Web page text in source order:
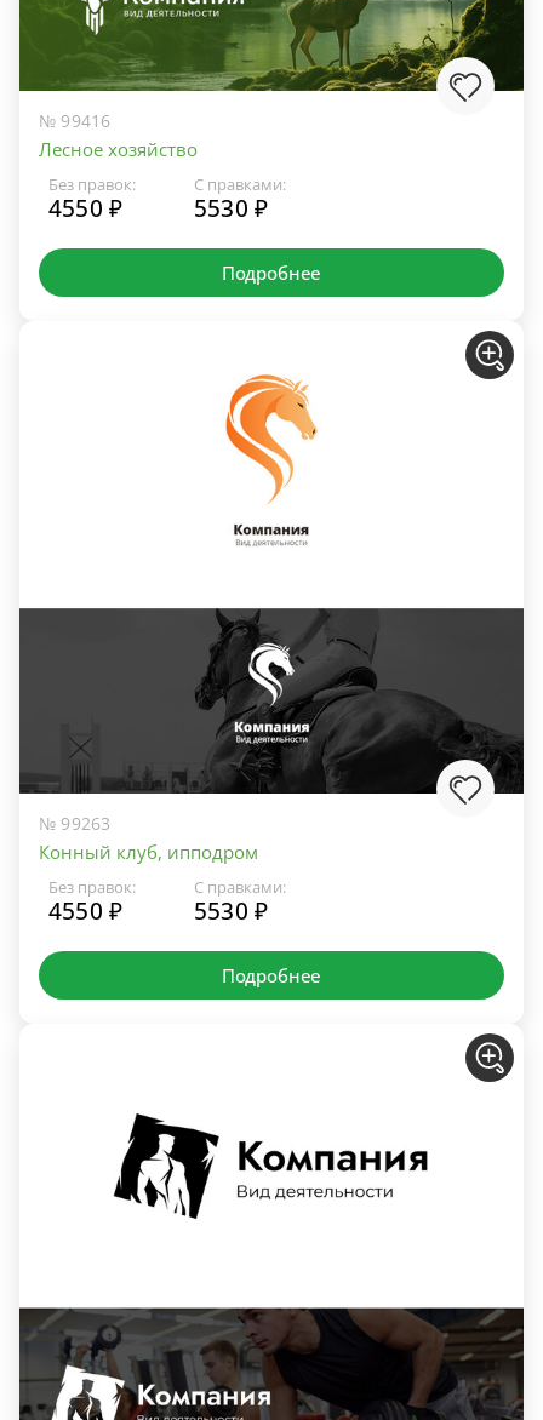
№ 99416
Лесное хозяйство
Без правок:
4550 ₽
С правками:
5530 ₽
Подробнее
№ 99263
Конный клуб, ипподром
Без правок:
4550 ₽
С правками:
5530 ₽
Подробнее